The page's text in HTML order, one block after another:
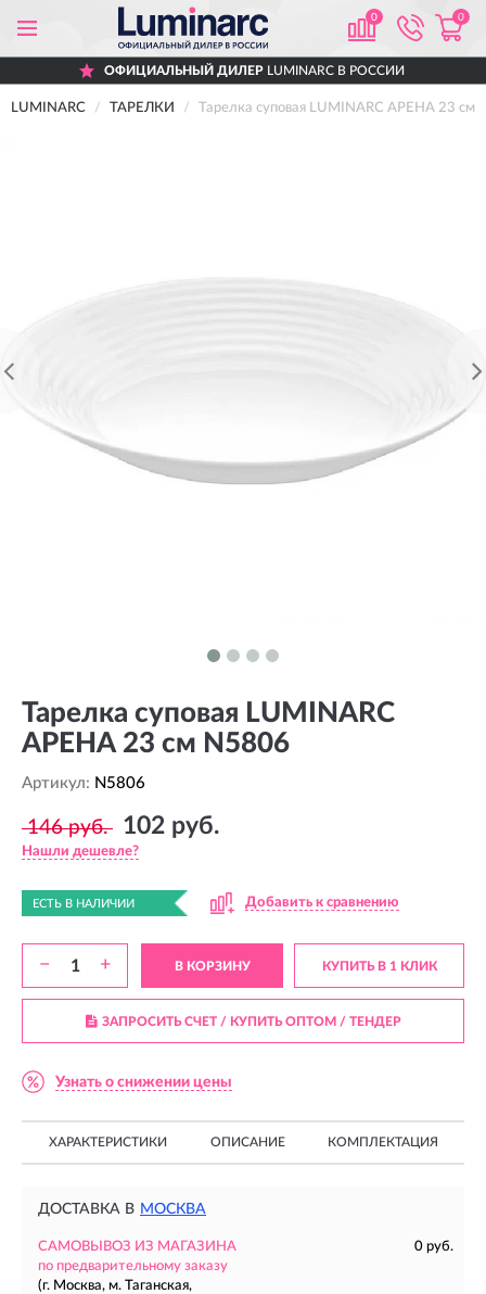
0 0
ОФИЦИАЛЬНЫЙ ДИЛЕР LUMINARC В РОССИИ
LUMINARC ТАРЕЛКИ Тарелка суповая LUMINARC АРЕНА 23 см
Тарелка суповая LUMINARC
АРЕНА 23 см N5806
Артикул: N5806
146 руб. 102 руб.
Нашли дешевле?
ЕСТЬ В НАЛИЧИИ Добавить к сравнению
− + В КОРЗИНУ КУПИТЬ В 1 КЛИК
ЗАПРОСИТЬ СЧЕТ / КУПИТЬ ОПТОМ/ ТЕНДЕР
Узнать о снижении цены
ХАРАКТЕРИСТИКИ ОПИСАНИЕ КОМПЛЕКТАЦИЯ
ДОСТАВКА В МОСКВА
САМОВЫВОЗ ИЗ МАГАЗИНА
0 руб.
по предварительному заказу
(г. Москва, м. Таганская,